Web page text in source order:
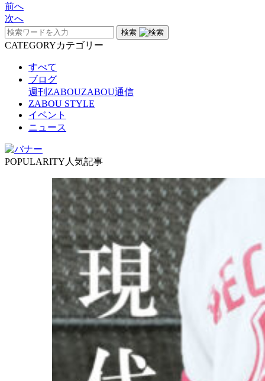
前へ
次へ
検索
CATEGORYカテゴリー
すべて
ブログ
週刊ZABOUZABOU通信
ZABOU STYLE
イベント
ニュース
POPULARITY 人気記事